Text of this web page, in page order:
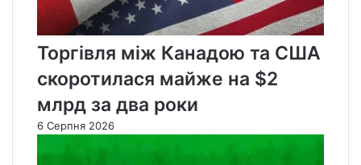
Торгівля між Канадою та США
скоротилася майже на $2
млрд за два роки
6 Серпня 2026